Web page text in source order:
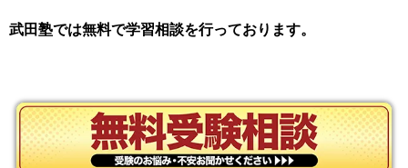
武田塾では無料で学習相談を行っております。